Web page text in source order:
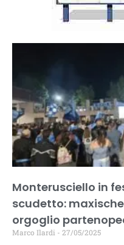
Monterusciello in
scudetto:
orgoglio
Marco Ilardi 27/05/2025